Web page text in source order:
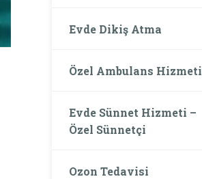
Evde Dikiş Atma
Özel Ambulans Hizmeti
Evde Sünnet Hizmeti –
Özel Sünnetçi
Ozon Tedavisi